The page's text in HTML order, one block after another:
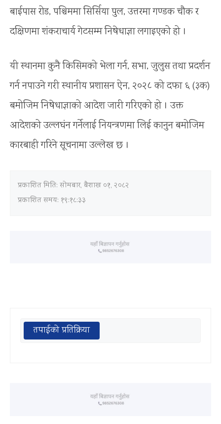
बाईपास रोड, पश्चिममा सिर्सिया पुल, उत्तरमा गण्डक चौक र
दक्षिणमा शंकराचार्य गेटसम्म निषेधाज्ञा लगाइएको हो ।
यी स्थानमा कुनै किसिमको भेला गर्न, सभा, जुलुस तथा प्रदर्शन
गर्न नपाउने गरी स्थानीय प्रशासन ऐन, २०२८ को दफा ६ (३क)
बमोजिम निषेधाज्ञाको आदेश जारी गरिएको हो । उक्त
आदेशको उल्लघंन गर्नेलाई नियन्त्रणमा लिई कानुन बमोजिम
कारबाही गरिने सूचनामा उल्लेख छ ।
प्रकाशित मिति: सोमबार, बैशाख ०१, २०८२
प्रकाशित समय: १९:१८:३३
तपाईको प्रतिक्रिया